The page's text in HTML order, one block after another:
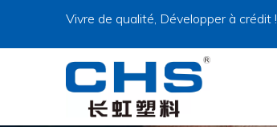
Vivre de qualité, Développer à crédit !